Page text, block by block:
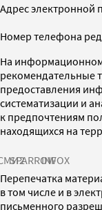
Адрес электронной
Номер телефона
На
рекомендательные
предоставления
систематизации и
к предпочтениям
находящихся на
SPARROWINFOX
Перепечатка
в том числе и в
письменного